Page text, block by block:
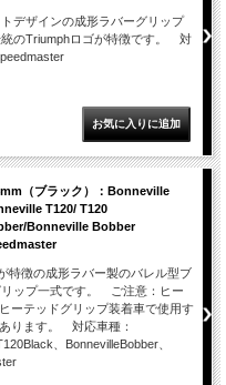
デザインの成形ラバーグリップ
のTriumphロゴが特徴です。 対
（ブラック）：Bonneville
T120/ T120
Bonneville Bobber
特徴の成形ラバー製のバレル型ブ
リップ一式です。 ご注意：ヒー
ーテッドグリップ装着車で使用す
ります。 対応車種：
、BonnevilleBobber、